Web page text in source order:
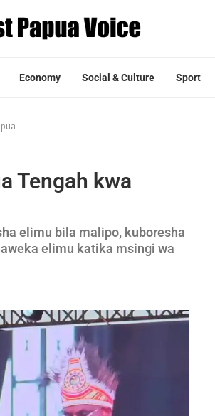
Economy Social & Culture Sport
Tengah kwa
elimu bila malipo, kuboresha
elimu katika msingi wa